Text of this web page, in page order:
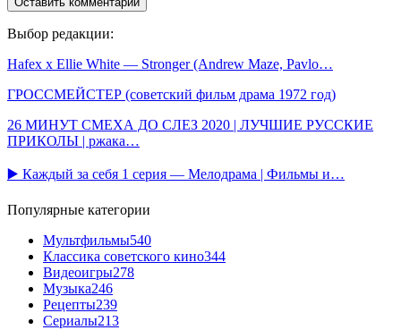
Выбор редакции:
Hafex x Ellie White — Stronger (Andrew Maze, Pavlo…
ГРОССМЕЙСТЕР (советский фильм драма 1972 год)
26 МИНУТ СМЕХА ДО СЛЕЗ 2020 | ЛУЧШИЕ РУССКИЕ
ПРИКОЛЫ | ржака…
▶️ Каждый за себя 1 серия — Мелодрама | Фильмы и…
Популярные категории
Мультфильмы540
Классика советского кино344
Видеоигры278
Музыка246
Рецепты239
Сериалы213